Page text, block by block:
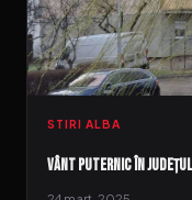
STIRI ALBA
Vânt puternic în